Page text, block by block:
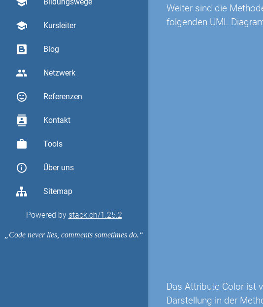
school Kursleiter
Blog
group Netzwerk
sentiment_very_satisfied Referenzen
contacts Kontakt
work Tools
info_outline Über uns
Sitemap
Powered by stack.ch/1.25.2
Code never lies, comments sometimes do.
Weiter sind die
folgenden UML
Das Attribute Color ist
Darstellung in der